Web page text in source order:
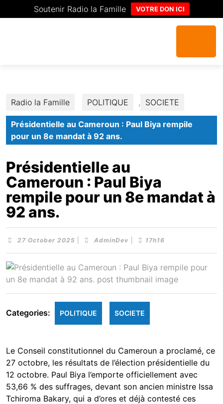
Soutenir Radio la Famille VOTRE DON ICI
Radio la Famille POLITIQUE , SOCIETE
Présidentielle au Cameroun : Paul Biya rempile
pour un 8e mandat à 92 ans.
Présidentielle au
Cameroun : Paul Biya
rempile pour un 8e mandat à
92 ans.
27 October 2025 AdminDev 17h16
Categories: POLITIQUE SOCIETE
Le Conseil constitutionnel du Cameroun a proclamé, ce
27 octobre, les résultats de l’élection présidentielle du
12 octobre. Paul Biya l’emporte officiellement avec
53,66 % des suffrages, devant son ancien ministre Issa
Tchiroma Bakary, qui a d’ores et déjà contesté ces